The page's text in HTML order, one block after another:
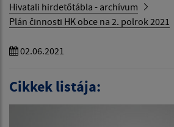
Hivatali hirdetőtábla - archívum
Plán činnosti HK obce na 2. polrok 2021
02.06.2021
Cikkek listája: